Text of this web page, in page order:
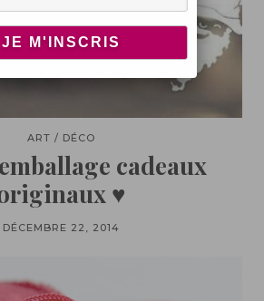
ART / DÉCO
cadeaux
♥
DÉCEMBRE 22, 2014